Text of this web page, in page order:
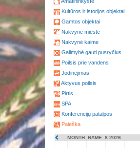
Kultūros ir istorijos objektai
Gamtos objektai
Nakvynė mieste
Nakvynė kaime
Galimybė gauti pusryčius
Poilsis prie vandens
Jodinėjimas
Aktyvus poilsis
Pirtis
SPA
Konferencijų patalpos
Paieška
MONTH_NAME_8 2026